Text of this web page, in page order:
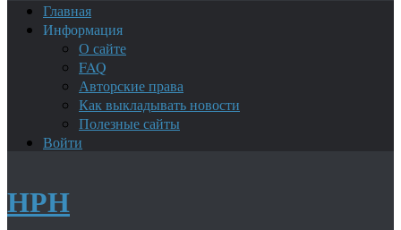
Главная
Информация
О сайте
FAQ
Авторские права
Как выкладывать новости
Полезные сайты
Войти
НРН